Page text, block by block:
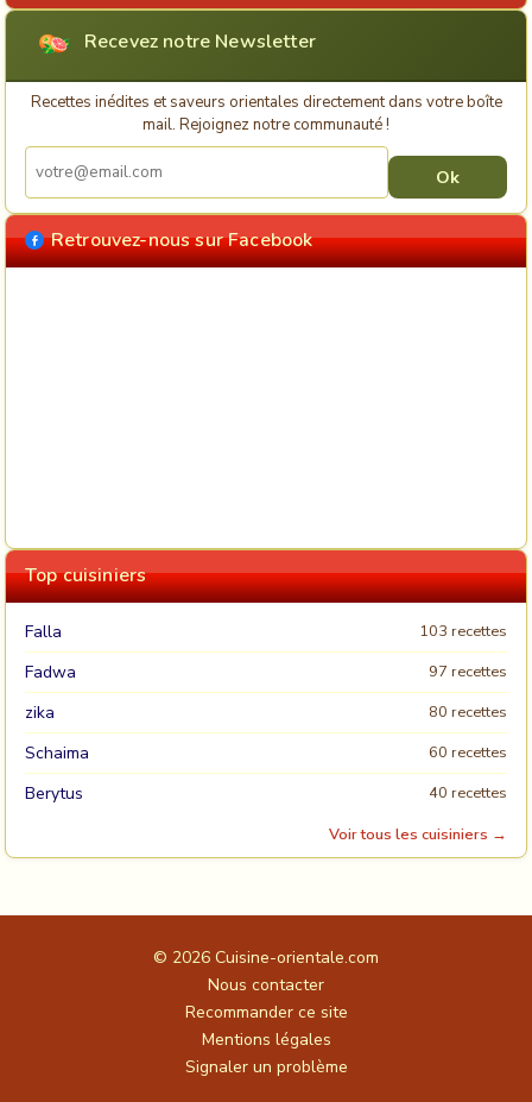
Recevez notre Newsletter
Recettes inédites et saveurs orientales directement dans votre boîte
mail. Rejoignez notre communauté !
Retrouvez-nous sur Facebook
Top cuisiniers
Falla 103 recettes
Fadwa 97 recettes
zika 80 recettes
Schaima 60 recettes
Berytus
40 recettes
Voir tous les cuisiniers →
© 2026 Cuisine-orientale.com
Nous contacter
Recommander ce site
Mentions légales
Signaler un problème